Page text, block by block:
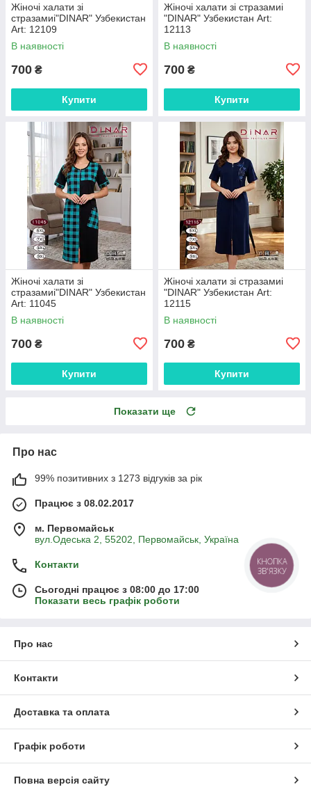
Жіночі халати зі
стразамиі"DINAR" Узбекистан
Art: 12109
В наявності
700 ₴
Купити
Жіночі халати зі стразамиі
"DINAR" Узбекистан Art:
12113
В наявності
700 ₴
Купити
Жіночі халати зі
стразамиі"DINAR" Узбекистан
Art: 11045
В наявності
700 ₴
Купити
Жіночі халати зі стразамиі
"DINAR" Узбекистан Art:
12115
В наявності
700 ₴
Купити
Показати ще
Про нас
99% позитивних з 1273 відгуків за рік
Працює з 08.02.2017
м. Первомайськ
вул.Одеська 2, 55202, Первомайськ, Україна
Контакти
Сьогодні працює з 08:00 до 17:00
Показати весь графік роботи
Про нас
Контакти
Доставка та оплата
Графік роботи
Повна версія сайту
КНОПКА
ЗВ'ЯЗКУ